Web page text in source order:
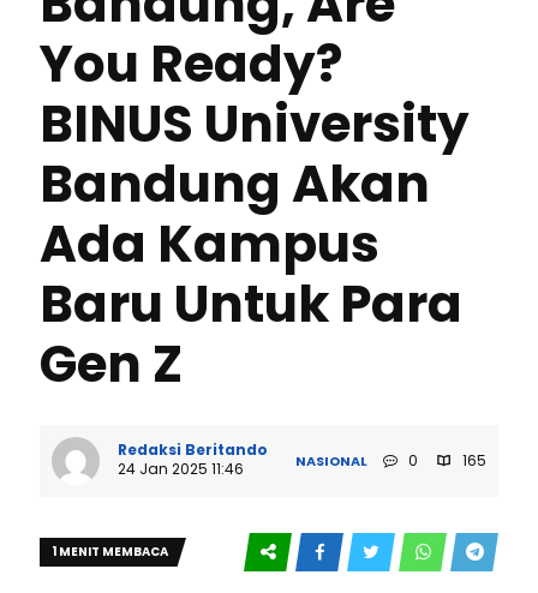
You Ready?
BINUS University
Bandung Akan
Ada Kampus
Baru Untuk Para
Gen Z
Redaksi Beritando
24 Jan 2025 11:46
NASIONAL 0 165
1 MENIT MEMBACA